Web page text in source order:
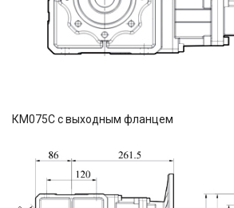
КМ075С с выходным фланцем